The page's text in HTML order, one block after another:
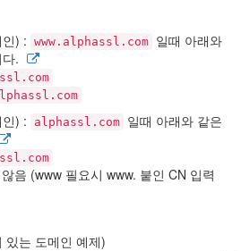
) : www.alphassl.com 일때 아래와
.
) : alphassl.com 일때 아래와 같은
음 (www 필요시 www. 붙인 CN 입력
있는 도메인 예제)